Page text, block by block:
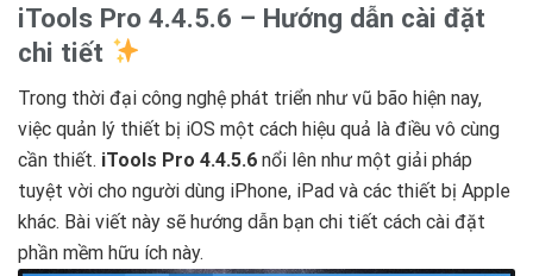
iTools Pro 4.4.5.6 – Hướng dẫn cài đặt
chi tiết
Trong thời đại công nghệ phát triển như vũ bão hiện nay,
việc quản lý thiết bị iOS một cách hiệu quả là điều vô cùng
cần thiết. iTools Pro 4.4.5.6 nổi lên như một giải pháp
tuyệt vời cho người dùng iPhone, iPad và các thiết bị Apple
khác. Bài viết này sẽ hướng dẫn bạn chi tiết cách cài đặt
phần mềm hữu ích này.